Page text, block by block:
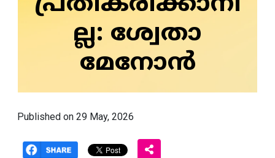
ല്ല: ശ്വേതാ
മേനോന്‍
Published on 29 May, 2026